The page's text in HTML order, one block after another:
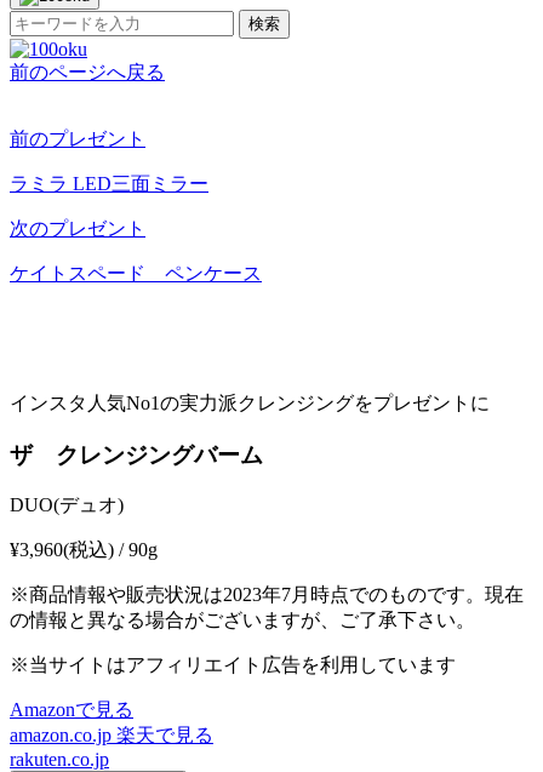
検索
前のページへ戻る
前のプレゼント
ラミラ LED三面ミラー
次のプレゼント
ケイトスペード ペンケース
インスタ人気No1の実力派クレンジングをプレゼントに
ザ クレンジングバーム
DUO(デュオ)
¥3,960(税込) / 90g
※商品情報や販売状況は2023年7月時点でのものです。現在
の情報と異なる場合がございますが、ご了承下さい。
※当サイトはアフィリエイト広告を利用しています
Amazonで見る
amazon.co.jp 楽天で見る
rakuten.co.jp